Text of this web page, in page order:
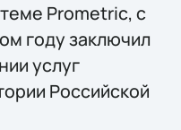
Prometric, с
году заключил
услуг
Российской